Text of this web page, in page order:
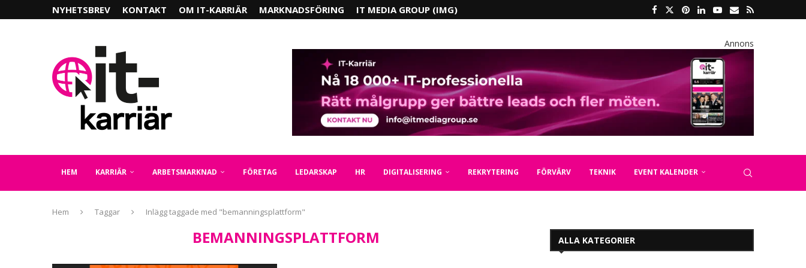
NYHETSBREV KONTAKT OM IT-KARRIÄR MARKNADSFÖRING IT MEDIA GROUP (IMG)
Annons
HEM KARRIÄR ARBETSMARKNAD FÖRETAG LEDARSKAP HR DIGITALISERING REKRYTERING FÖRVÄRV TEKNIK EVENT KALENDER
Hem Taggar Inlägg taggade med "bemanningsplattform"
BEMANNINGSPLATTFORM ALLA KATEGORIER